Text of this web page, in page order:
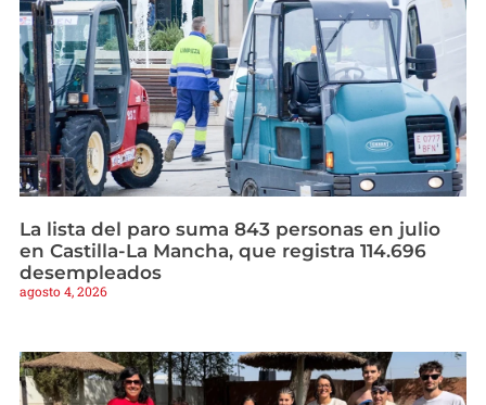
La lista del paro suma 843 personas en julio
en Castilla-La Mancha, que registra 114.696
desempleados
agosto 4, 2026